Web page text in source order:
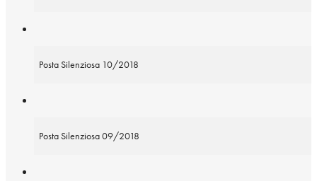
Posta Silenziosa 10/2018
Posta Silenziosa 09/2018